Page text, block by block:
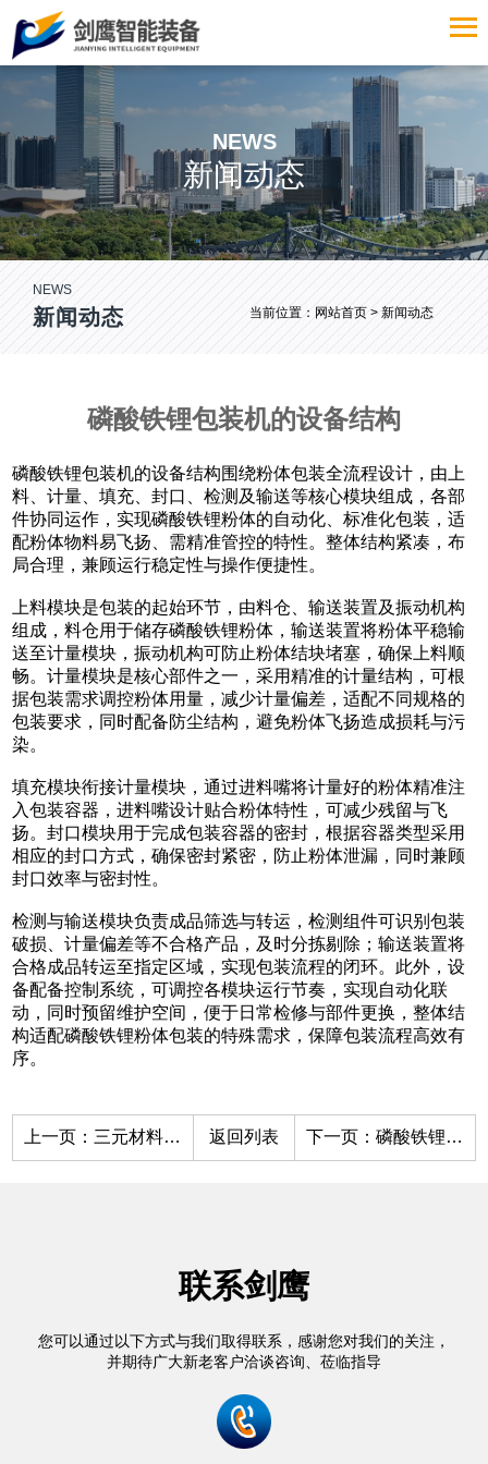
NEWS
新闻动态
NEWS
新闻动态 当前位置： 网站首页> 新闻动态
磷酸铁锂包装机的设备结构
磷酸铁锂包装机的设备结构围绕粉体包装全流程设计，由上
料、计量、填充、封口、检测及输送等核心模块组成，各部
件协同运作，实现磷酸铁锂粉体的自动化、标准化包装，适
配粉体物料易飞扬、需精准管控的特性。整体结构紧凑，布
局合理，兼顾运行稳定性与操作便捷性。
上料模块是包装的起始环节，由料仓、输送装置及振动机构
组成，料仓用于储存磷酸铁锂粉体，输送装置将粉体平稳输
送至计量模块，振动机构可防止粉体结块堵塞，确保上料顺
畅。计量模块是核心部件之一，采用精准的计量结构，可根
据包装需求调控粉体用量，减少计量偏差，适配不同规格的
包装要求，同时配备防尘结构，避免粉体飞扬造成损耗与污
染。
填充模块衔接计量模块，通过进料嘴将计量好的粉体精准注
入包装容器，进料嘴设计贴合粉体特性，可减少残留与飞
扬。封口模块用于完成包装容器的密封，根据容器类型采用
相应的封口方式，确保密封紧密，防止粉体泄漏，同时兼顾
封口效率与密封性。
检测与输送模块负责成品筛选与转运，检测组件可识别包装
破损、计量偏差等不合格产品，及时分拣剔除；输送装置将
合格成品转运至指定区域，实现包装流程的闭环。此外，设
备配备控制系统，可调控各模块运行节奏，实现自动化联
动，同时预留维护空间，便于日常检修与部件更换，整体结
构适配磷酸铁锂粉体包装的特殊需求，保障包装流程高效有
序。
上一页： 三元材料包装机的选型要点与应用场景 返回列表 下一页：磷酸铁锂包装机的无尘包装技术优势
联系剑鹰
您可以通过以下方式与我们取得联系，感谢您对我们的关注，
并期待广大新老客户洽谈咨询、莅临指导